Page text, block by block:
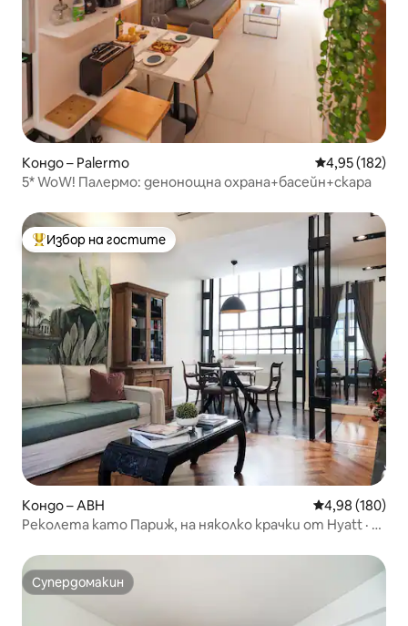
Кондо – Palermo Средна
4,95 (182)
5* WoW! Палермо: денонощна охрана+басейн+скара
Най-популярен избор на гостите
Избор на гостите
Кондо – ABH Средна
4,98 (180)
Реколета като Париж, на няколко крачки от Hyatt · 2
Супердомакин
Супердомакин